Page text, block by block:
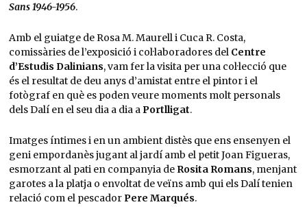
Sans 1946-1956.
Amb el guiatge de Rosa M. Maurell i Cuca R. Costa,
comissàries de l’exposició i col·laboradores del Centre
d’Estudis Dalinians, vam fer la visita per una col·lecció que
és el resultat de deu anys d’amistat entre el pintor i el
fotògraf en què es poden veure moments molt personals
dels Dalí en el seu dia a dia aPortlligat.
Imatges íntimes i en un ambient distès que ens ensenyen el
geni empordanès jugant al jardí amb el petit Joan Figueras,
esmorzant al pati en companyia de Rosita Romans, menjant
garotes a la platja o envoltat de veïns amb qui els Dalí tenien
relació com el pescadorPere Marqués.